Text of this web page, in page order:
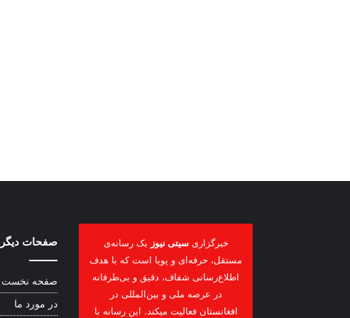
خبرگزاریسیتی نیوز یک رسانه‌ی
مستقل، حرفه‌ای و پویا است که با هدف
اطلاع‌رسانی شفاف، دقیق و بی‌طرفانه
در عرصه ملی و بین‌المللی در
افغانستان فعالیت میکند. این رسانه با
صفحات دیگر
صفحه نخست
در مورد ما